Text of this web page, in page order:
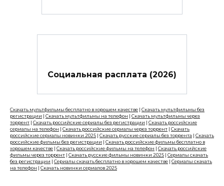
Социальная расплата (2026)
Скачать мультфильмы бесплатно в хорошем качестве
Скачать мультфильмы без
регистрации
Скачать мультфильмы на телефон
Скачать мультфильмы через
торрент
Скачать российские сериалы без регистрации
Скачать российские
сериалы на телефон
Скачать российские сериалы через торрент
Скачать
российские сериалы новинки 2025
Скачать русские сериалы без торрента
Скачать
российские фильмы без регистрации
Скачать российские фильмы бесплатно в
хорошем качестве
Скачать российские фильмы на телефон
Скачать российские
фильмы через торрент
Скачать русские фильмы новинки 2025
Сериалы скачать
без регистрации
Сериалы скачать бесплатно в хорошем качестве
Сериалы скачать
на телефон
Скачать новинки сериалов 2025